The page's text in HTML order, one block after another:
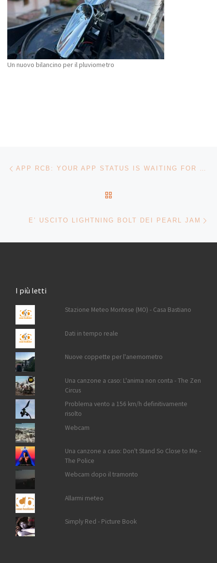
Un nuovo bilancino per il pluviometro
Navigazione articoli APP RCB: YOUR APP STATUS IS WAITING FOR REVIEW
E’ USCITO LIGHTNING BOLT DEI PEARL JAM
I più letti
Stazione Meteo Montese (MO) - Casa Bastiano
Dati in tempo reale
Nuove coppette per l'anemometro
Una canzone a caso: L'anima non conta - The Zen
Circus
Problema vento a 156 km/h definitivamente
risolto
Webcam
Una canzone a caso: Don't Stand So Close to Me -
The Police
Webcam dopo il tramonto
Allarmi meteo
Simply Red - Picture Book